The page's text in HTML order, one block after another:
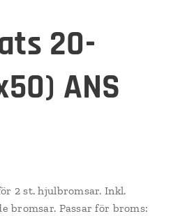
20-
ANS
2 st. hjulbromsar. Inkl.
bromsar. Passar för broms: